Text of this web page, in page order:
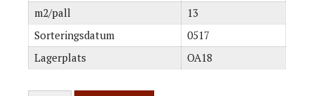
m2/pall
13
Sorteringsdatum
0517
Lagerplats
OA18